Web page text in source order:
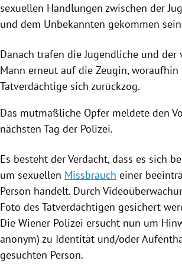
sexuellen Handlungen zwischen der
und dem Unbekannten gekommen
Danach trafen die Jugendliche und der
Mann erneut auf die Zeugin, woraufhin
Tatverdächtige sich zurückzog.
Das mutmaßliche Opfer meldete den
nächsten Tag der Polizei.
Es besteht der Verdacht, dass es sich
um sexuellen Missbrauch einer
Person handelt. Durch
Foto des Tatverdächtigen gesichert
Die Wiener Polizei ersucht nun um
anonym) zu Identität und/oder
gesuchten Person.